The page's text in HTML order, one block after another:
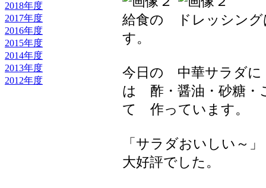
2018年度
2017年度
2016年度
2015年度
2014年度
2013年度
2012年度
給食の ドレッシン
す。
今日の 中華サラダ
は 酢・醤油・砂糖
て 作っています。
「サラダおいしい
大好評でした。